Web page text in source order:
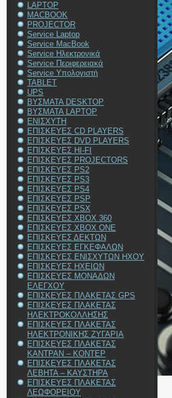
LAPTOP
MACBOOK
PROJECTOR
Service Laptop
Service MacBook
Service Ηλεκτρονικά
Service Περιφερειακά
Service Υπολογιστή
TABLET
UPS
ΒΥΣΜΑΤΑ DESKTOP
ΒΥΣΜΑΤΑ LAPTOP
ΕΝΙΣΧΥΤΗ
ΕΠΙΣΚΕΥΕΣ CD PLAYERS
ΕΠΙΣΚΕΥΕΣ DVD PLAYERS
ΕΠΙΣΚΕΥΕΣ HI-FI
ΕΠΙΣΚΕΥΕΣ PROJECTORS
ΕΠΙΣΚΕΥΕΣ PS2
ΕΠΙΣΚΕΥΕΣ PS3
ΕΠΙΣΚΕΥΕΣ PS4
ΕΠΙΣΚΕΥΕΣ PSP
ΕΠΙΣΚΕΥΕΣ PSX
ΕΠΙΣΚΕΥΕΣ XBOX 360
ΕΠΙΣΚΕΥΕΣ XBOX ONE
ΕΠΙΣΚΕΥΕΣ ΔΕΚΤΩΝ
ΕΠΙΣΚΕΥΕΣ ΕΓΚΕΦΑΛΩΝ
ΕΠΙΣΚΕΥΕΣ ΕΝΙΣΧΥΤΩΝ ΗΧΟΥ
ΕΠΙΣΚΕΥΕΣ ΗΧΕΙΩΝ
ΕΠΙΣΚΕΥΕΣ ΜΟΝΑΔΩΝ
ΕΛΕΓΧΟΥ
ΕΠΙΣΚΕΥΕΣ ΠΛΑΚΕΤΑΣ GPS
ΕΠΙΣΚΕΥΕΣ ΠΛΑΚΕΤΑΣ
ΗΛΕΚΤΡΟΚΟΛΛΗΣΗΣ
ΕΠΙΣΚΕΥΕΣ ΠΛΑΚΕΤΑΣ
ΗΛΕΚΤΡΟΝΙΚΗΣ ΖΥΓΑΡΙΑ
ΕΠΙΣΚΕΥΕΣ ΠΛΑΚΕΤΑΣ
ΚΑΝΤΡΑΝ – ΚΟΝΤΕΡ
ΕΠΙΣΚΕΥΕΣ ΠΛΑΚΕΤΑΣ
ΛΕΒΗΤΑ – ΚΑΥΣΤΗΡΑ
ΕΠΙΣΚΕΥΕΣ ΠΛΑΚΕΤΑΣ
ΛΕΩΦΟΡΕΙΟΥ